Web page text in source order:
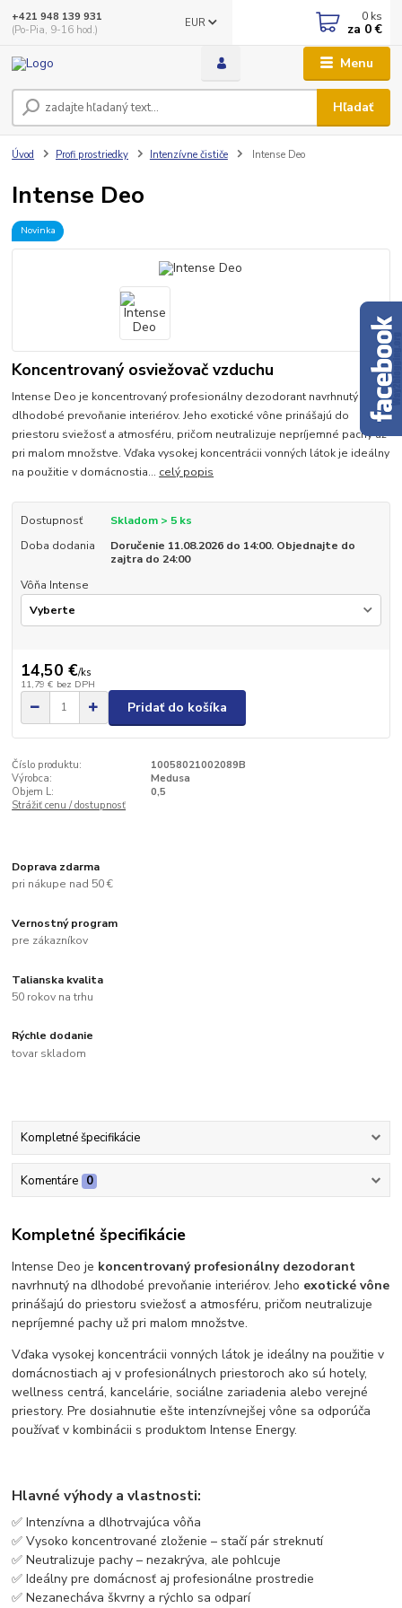
Menu
EUR
Hľadať
+421 948 139 931
(Po-Pia, 9-16 hod.)
0 ks
za 0 €
Úvod Profi prostriedky Intenzívne čističe Intense Deo
Intense Deo
Novinka
Koncentrovaný osviežovač vzduchu
Intense Deo je koncentrovaný profesionálny dezodorant navrhnutý na
dlhodobé prevoňanie interiérov. Jeho exotické vône prinášajú do
priestoru sviežosť a atmosféru, pričom neutralizuje nepríjemné pachy už
pri malom množstve. Vďaka vysokej koncentrácii vonných látok je ideálny
na použitie v domácnostia... celý popis
Dostupnosť
Skladom > 5 ks
Doba dodania
Doručenie 11.08.2026 do 14:00. Objednajte do
zajtra do 24:00
Vôňa Intense
14,50 €/ks
11,79 € bez DPH
Pridať do košíka
Číslo produktu:
10058021002089B
Výrobca:
Medusa
Objem L:
0,5
Strážiť cenu / dostupnosť
Doprava zdarma
pri nákupe nad 50 €
Vernostný program
pre zákazníkov
Talianska kvalita
50 rokov na trhu
Rýchle dodanie
tovar skladom
Kompletné špecifikácie
Komentáre 0
Kompletné špecifikácie
Intense Deo je koncentrovaný profesionálny dezodorant
navrhnutý na dlhodobé prevoňanie interiérov. Jeho exotické vône
prinášajú do priestoru sviežosť a atmosféru, pričom neutralizuje
nepríjemné pachy už pri malom množstve.
Vďaka vysokej koncentrácii vonných látok je ideálny na použitie v
domácnostiach aj v profesionálnych priestoroch ako sú hotely,
wellness centrá, kancelárie, sociálne zariadenia alebo verejné
priestory. Pre dosiahnutie ešte intenzívnejšej vône sa odporúča
používať v kombinácii s produktom Intense Energy.
Hlavné výhody a vlastnosti:
✅ Intenzívna a dlhotrvajúca vôňa
✅ Vysoko koncentrované zloženie – stačí pár streknutí
✅ Neutralizuje pachy – nezakrýva, ale pohlcuje
✅ Ideálny pre domácnosť aj profesionálne prostredie
✅ Nezanecháva škvrny a rýchlo sa odparí